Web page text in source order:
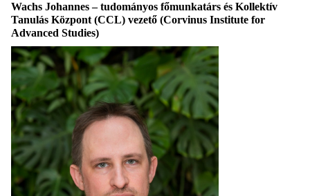
Wachs Johannes – tudományos főmunkatárs és Kollektív
Tanulás Központ (CCL) vezető (Corvinus Institute for
Advanced Studies)